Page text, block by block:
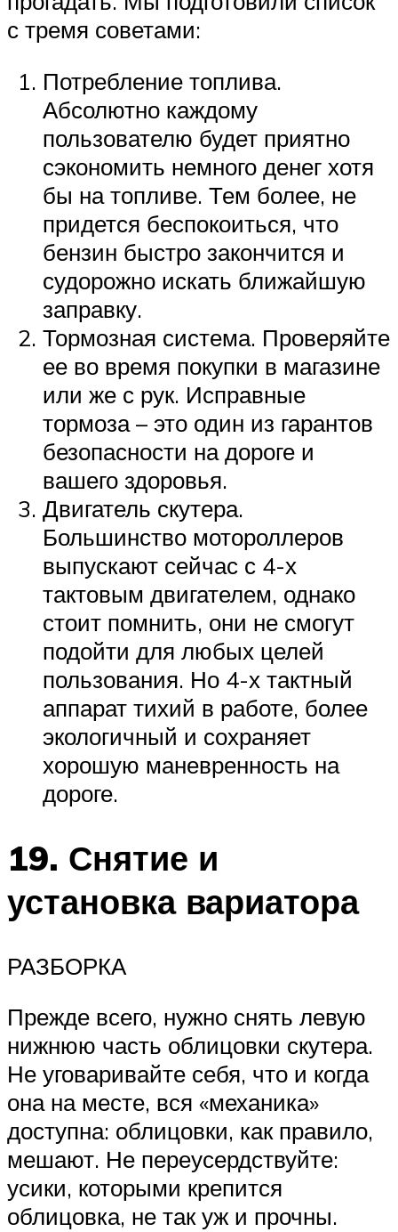
с тремя советами:
Потребление топлива.
Абсолютно каждому
пользователю будет приятно
сэкономить немного денег хотя
бы на топливе. Тем более, не
придется беспокоиться, что
бензин быстро закончится и
судорожно искать ближайшую
заправку.
Тормозная система. Проверяйте
ее во время покупки в магазине
или же с рук. Исправные
тормоза – это один из гарантов
безопасности на дороге и
вашего здоровья.
Двигатель скутера.
Большинство мотороллеров
выпускают сейчас с 4-х
тактовым двигателем, однако
стоит помнить, они не смогут
подойти для любых целей
пользования. Но 4-х тактный
аппарат тихий в работе, более
экологичный и сохраняет
хорошую маневренность на
дороге.
19. Снятие и
установка вариатора
РАЗБОРКА
Прежде всего, нужно снять левую
нижнюю часть облицовки скутера.
Не уговаривайте себя, что и когда
она на месте, вся «механика»
доступна: облицовки, как правило,
мешают. Не переусердствуйте:
усики, которыми крепится
облицовка, не так уж и прочны.